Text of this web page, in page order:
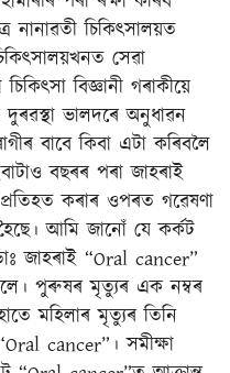
নানাৱতী চিকিৎসালয়ত
সেৱা
বিজ্ঞানী গৰাকীয়ে
ভালদৰে অনুধাৱন
বাবে কিবা এটা কৰিবলৈ
বছৰৰ পৰা জাহৰাই
কৰাৰ ওপৰত গৱেষণা
আমি জানোঁ যে কৰ্কট
জাহৰাই “Oral cancer”
পুৰুষৰ মৃত্যুৰ এক নম্বৰ
মহিলাৰ মৃত্যুৰ তিনি
cancer”। সমীক্ষা